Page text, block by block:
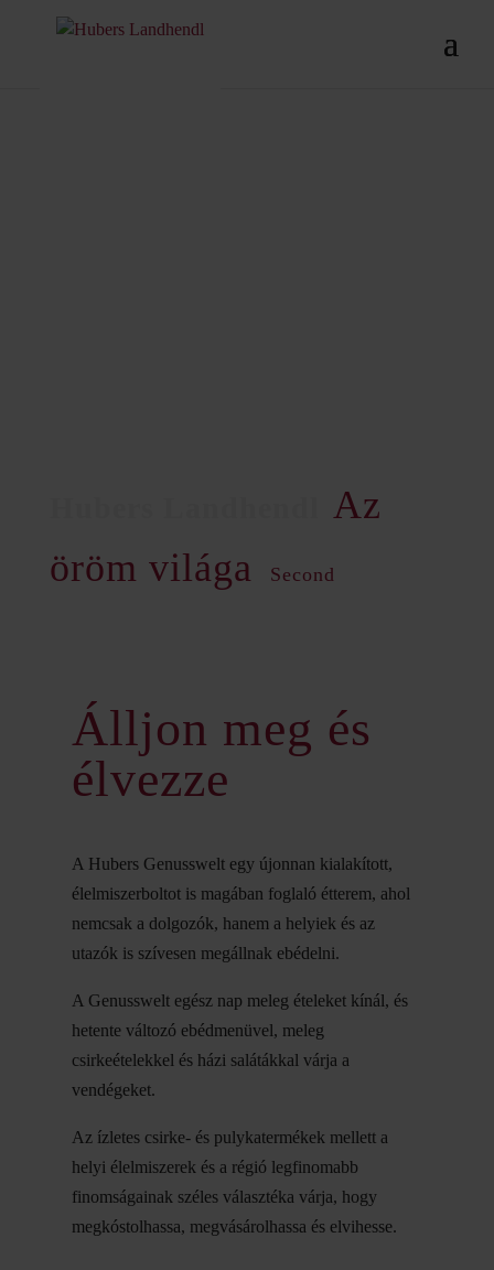
Az
öröm világa
Second
Álljon meg és
élvezze
A Hubers Genusswelt egy újonnan kialakított,
élelmiszerboltot is magában foglaló étterem, ahol
nemcsak a dolgozók, hanem a helyiek és az
utazók is szívesen megállnak ebédelni.
A Genusswelt egész nap meleg ételeket kínál, és
hetente változó ebédmenüvel, meleg
csirkeételekkel és házi salátákkal várja a
vendégeket.
Az ízletes csirke- és pulykatermékek mellett a
helyi élelmiszerek és a régió legfinomabb
finomságainak széles választéka várja, hogy
megkóstolhassa, megvásárolhassa és elvihesse.